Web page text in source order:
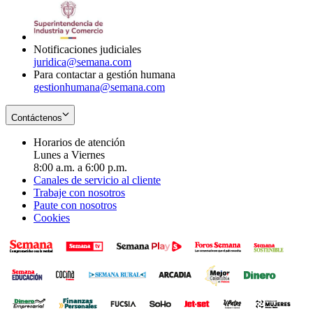
Notificaciones judiciales
juridica@semana.com
Para contactar a gestión humana
gestionhumana@semana.com
Contáctenos
Horarios de atención
Lunes a Viernes
8:00 a.m. a 6:00 p.m.
Canales de servicio al cliente
Trabaje con nosotros
Paute con nosotros
Cookies